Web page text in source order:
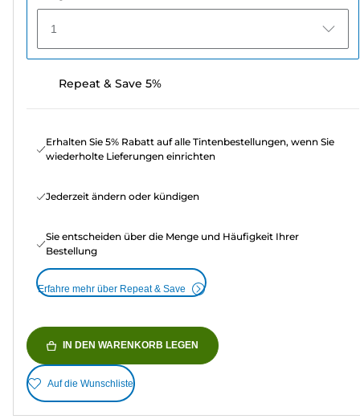
1
Repeat & Save 5%
Erhalten Sie 5% Rabatt auf alle Tintenbestellungen, wenn Sie
wiederholte Lieferungen einrichten
Jederzeit ändern oder kündigen
Sie entscheiden über die Menge und Häufigkeit Ihrer
Bestellung
Erfahre mehr über Repeat & Save
IN DEN WARENKORB LEGEN
Auf die Wunschliste